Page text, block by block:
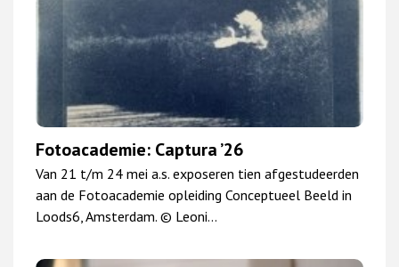
Fotoacademie: Captura ’26
Van 21 t/m 24 mei a.s. exposeren tien afgestudeerden
aan de Fotoacademie opleiding Conceptueel Beeld in
Loods6, Amsterdam. © Leoni…